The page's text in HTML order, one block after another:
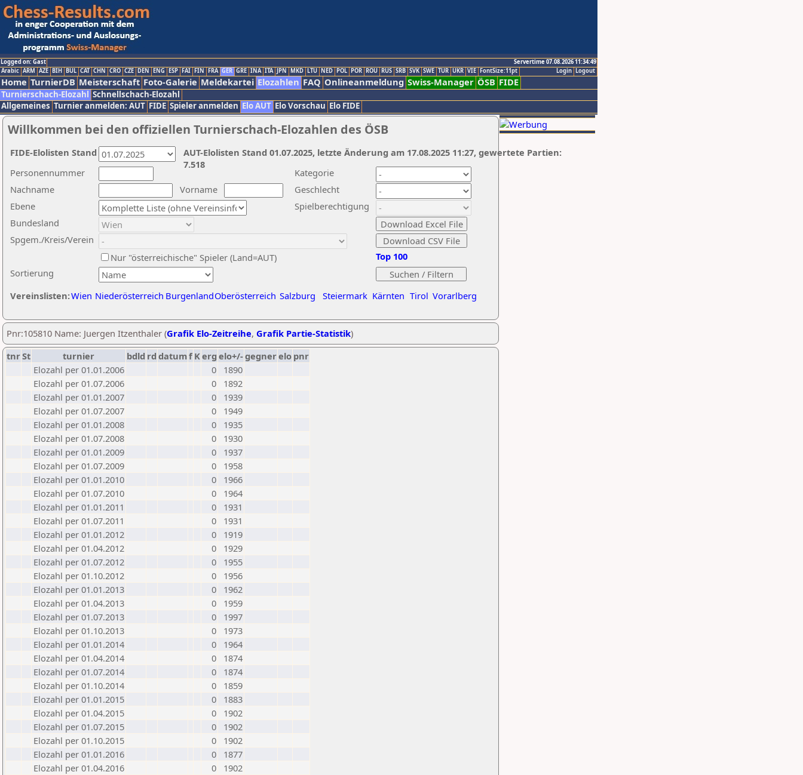
Logged on: Gast
Servertime 07.08.2026 11:34:49
Logout
Login
Arabic ARM AZE BIH BUL CAT CHN CRO CZE DEN ENG ESP FAI FIN FRA GER GRE INA ITA JPN MKD LTU NED POL POR ROU RUS SRB SVK SWE TUR UKR VIE FontSize:11pt
Home TurnierDB Meisterschaft Foto-Galerie Meldekartei Elozahlen FAQ Onlineanmeldung Swiss-Manager ÖSB FIDE
Turnierschach-Elozahl Schnellschach-Elozahl
Allgemeines Turnier anmelden: AUT FIDE Spieler anmelden Elo AUT Elo Vorschau Elo FIDE
Willkommen bei den offiziellen Turnierschach-Elozahlen des ÖSB
Nachname
Vorname
Ebene
Kategorie
Sortierung
Personennummer
Bundesland
Spgem./Kreis/Verein
Geschlecht
Nur "österreichische" Spieler (Land=AUT)
Spielberechtigung
Vereinslisten:Wien Niederösterreich BurgenlandOberösterreich Salzburg Steiermark Kärnten Tirol Vorarlberg
Top 100
AUT-Elolisten Stand 01.07.2025, letzte Änderung am 17.08.2025 11:27, gewertete Partien:
7.518
FIDE-Elolisten Stand
Pnr:105810 Name: Juergen Itzenthaler (Grafik Elo-Zeitreihe, Grafik Partie-Statistik)
tnrSt turnier bdld rd datumf Kerg elo+/-gegnerelo pnr
Elozahl per 01.01.2006
0
1890
Elozahl per 01.07.2006
0
1892
Elozahl per 01.01.2007
0
1939
Elozahl per 01.07.2007
0
1949
Elozahl per 01.01.2008
0
1935
Elozahl per 01.07.2008
0
1930
Elozahl per 01.01.2009
0
1937
Elozahl per 01.07.2009
0
1958
Elozahl per 01.01.2010
0
1966
Elozahl per 01.07.2010
0
1964
Elozahl per 01.01.2011
0
1931
Elozahl per 01.07.2011
0
1931
Elozahl per 01.01.2012
0
1919
Elozahl per 01.04.2012
0
1929
Elozahl per 01.07.2012
0
1955
Elozahl per 01.10.2012
0
1956
Elozahl per 01.01.2013
0
1962
Elozahl per 01.04.2013
0
1959
Elozahl per 01.07.2013
0
1997
Elozahl per 01.10.2013
0
1973
Elozahl per 01.01.2014
0
1964
Elozahl per 01.04.2014
0
1874
Elozahl per 01.07.2014
0
1874
Elozahl per 01.10.2014
0
1859
Elozahl per 01.01.2015
0
1883
Elozahl per 01.04.2015
0
1902
Elozahl per 01.07.2015
0
1902
Elozahl per 01.10.2015
0
1902
Elozahl per 01.01.2016
0
1877
Elozahl per 01.04.2016
0
1902